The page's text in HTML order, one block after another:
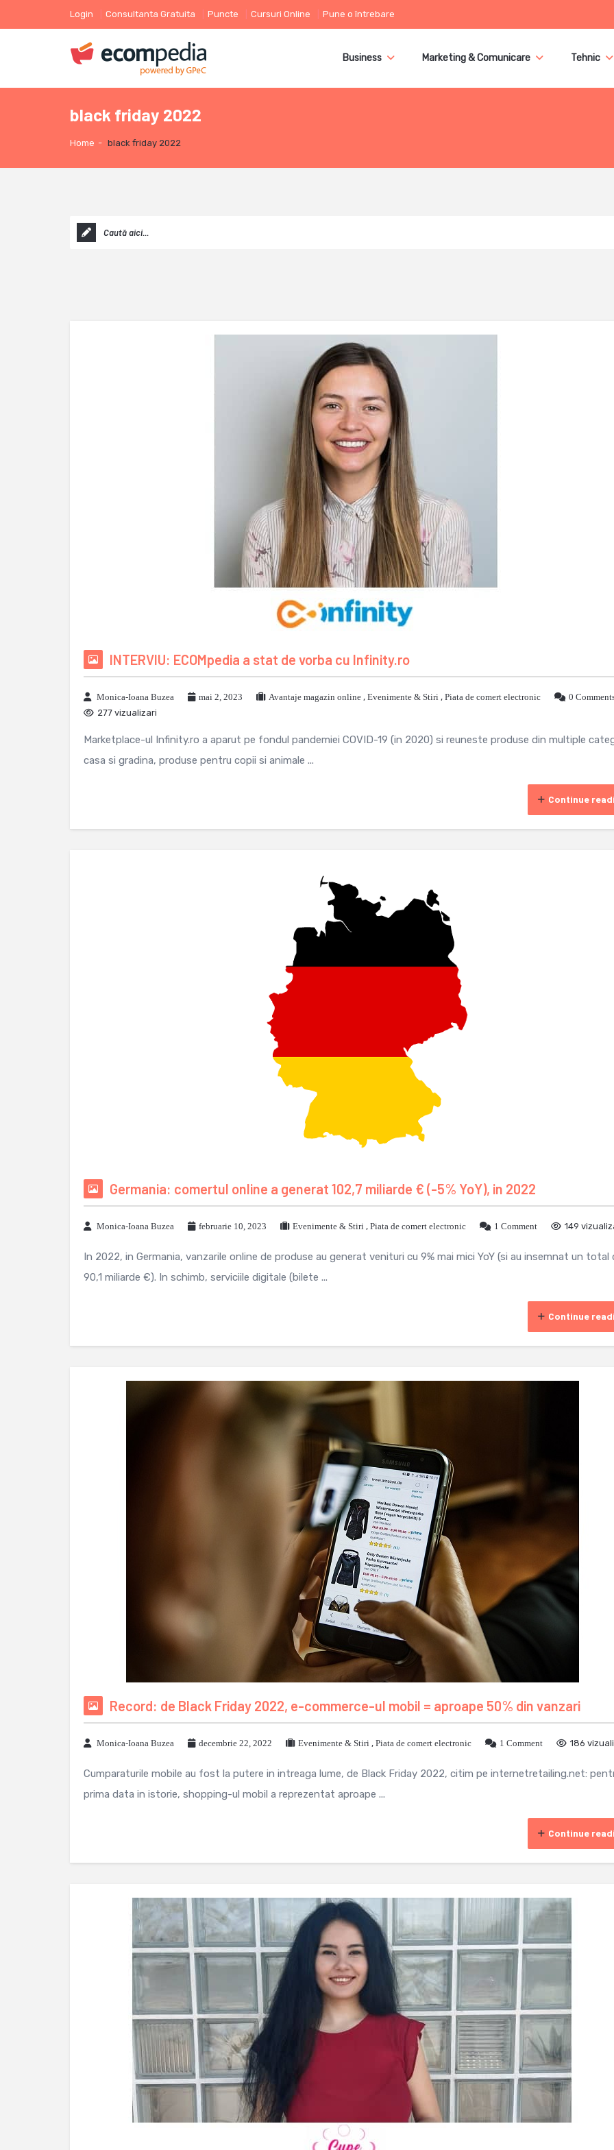
Login Consultanta Gratuita Puncte Cursuri Online Pune o întrebare
Business Marketing & Comunicare Tehnic
black friday 2022
Home - black friday 2022
INTERVIU: ECOMpedia a stat de vorba cu Infinity.ro
Monica-Ioana Buzea mai 2, 2023 Avantaje magazin online , Evenimente & Stiri , Piata de comert electronic
0
277 vizualizari
Marketplace-ul Infinity.ro a aparut pe fondul pandemiei COVID-19 (in 2020) si reuneste produse din multiple
casa si gradina, produse pentru copii si animale ...
Continue
Germania: comertul online a generat 102,7 miliarde € (-5% YoY), in 2022
Monica-Ioana Buzea februarie 10, 2023 Evenimente & Stiri , Piata de comert electronic 1 Comment 149
In 2022, in Germania, vanzarile online de produse au generat venituri cu 9% mai mici YoY (si au insemnat un total
90,1 miliarde €). In schimb, serviciile digitale (bilete ...
Continue
Record: de Black Friday 2022, e-commerce-ul mobil = aproape 50% din vanzari
Monica-Ioana Buzea decembrie 22, 2022 Evenimente & Stiri , Piata de comert electronic 1 Comment 186
Cumparaturile mobile au fost la putere in intreaga lume, de Black Friday 2022, citim pe internetretailing.net:
prima data in istorie, shopping-ul mobil a reprezentat aproape ...
Continue